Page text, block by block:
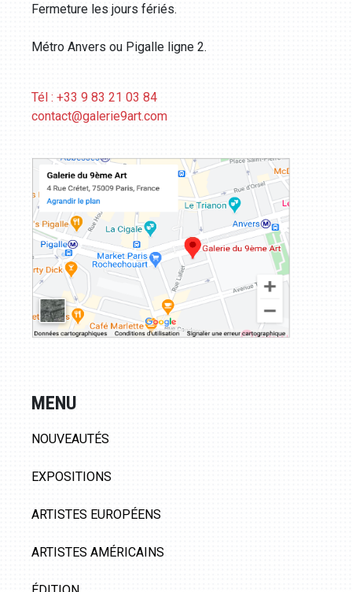
Fermeture les jours fériés.
Métro Anvers ou Pigalle ligne 2.
Tél : +33 9 83 21 03 84
contact@galerie9art.com
MENU
NOUVEAUTÉS
EXPOSITIONS
ARTISTES EUROPÉENS
ARTISTES AMÉRICAINS